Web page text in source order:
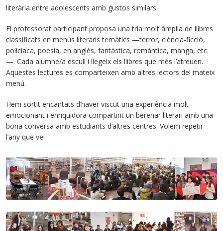
literària entre adolescents amb gustos similars.
El professorat participant proposa una tria molt àmplia de llibres
classificats en menús literaris temàtics —terror, ciència-ficció,
policíaca, poesia, en anglès, fantàstica, romàntica, manga, etc.
—. Cada alumne/a escull i llegeix els llibres que més l’atreuen.
Aquestes lectures es comparteixen amb altres lectors del mateix
menú.
Hem sortit encantats d’haver viscut una experiència molt
emocionant i enriquidora compartint un berenar literari amb una
bona conversa amb estudiants d’altres centres. Volem repetir
l’any que ve!